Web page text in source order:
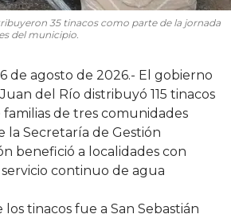
35 tinacos como parte de la jornada
del municipio.
de agosto de 2026.- El gobierno
del Río distribuyó 115 tinacos
de tres comunidades
la Secretaría de Gestión
benefició a localidades con
continuo de agua
tinacos fue a San Sebastián